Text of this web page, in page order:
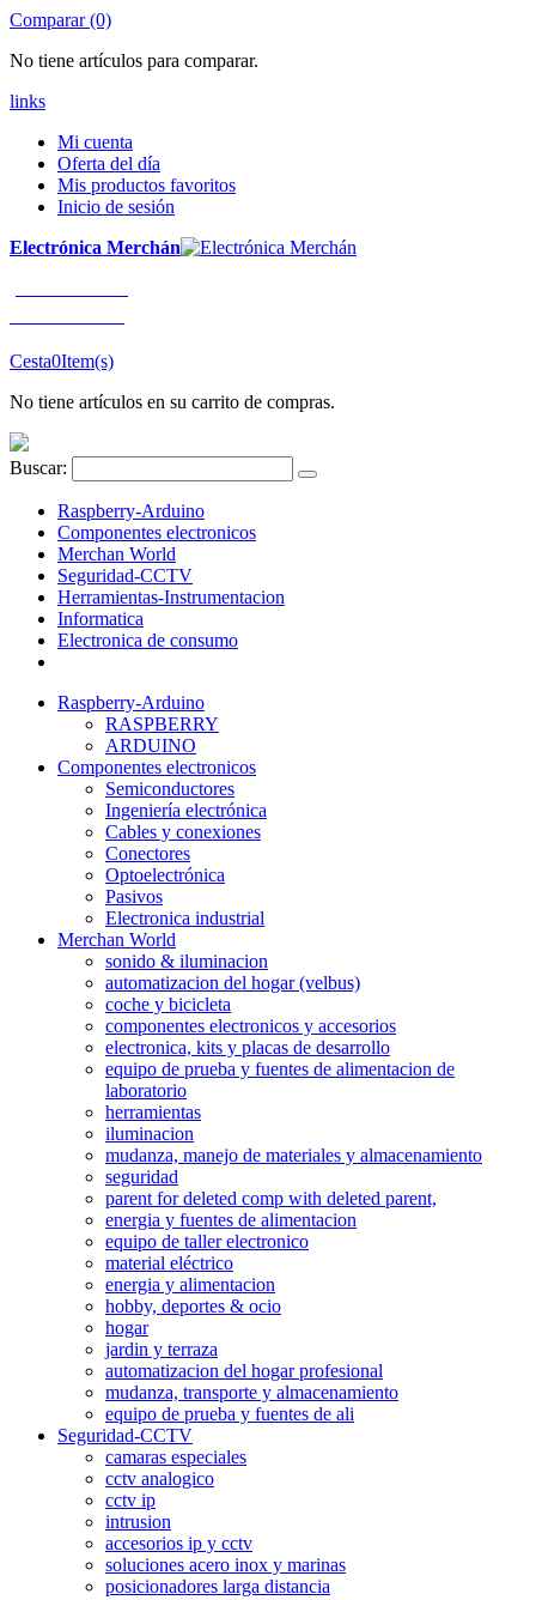
Comparar (0)
No tiene artículos para comparar.
links
Mi cuenta
Oferta del día
Mis productos favoritos
Inicio de sesión
Electrónica Merchán
Cesta0Item(s)
No tiene artículos en su carrito de compras.
Buscar:
Raspberry-Arduino
Componentes electronicos
Merchan World
Seguridad-CCTV
Herramientas-Instrumentacion
Informatica
Electronica de consumo
Raspberry-Arduino
RASPBERRY
ARDUINO
Componentes electronicos
Semiconductores
Ingeniería electrónica
Cables y conexiones
Conectores
Optoelectrónica
Pasivos
Electronica industrial
Merchan World
sonido & iluminacion
automatizacion del hogar (velbus)
coche y bicicleta
componentes electronicos y accesorios
electronica, kits y placas de desarrollo
equipo de prueba y fuentes de alimentacion de
laboratorio
herramientas
iluminacion
mudanza, manejo de materiales y almacenamiento
seguridad
parent for deleted comp with deleted parent,
energia y fuentes de alimentacion
equipo de taller electronico
material eléctrico
energia y alimentacion
hobby, deportes & ocio
hogar
jardin y terraza
automatizacion del hogar profesional
mudanza, transporte y almacenamiento
equipo de prueba y fuentes de ali
Seguridad-CCTV
camaras especiales
cctv analogico
cctv ip
intrusion
accesorios ip y cctv
soluciones acero inox y marinas
posicionadores larga distancia